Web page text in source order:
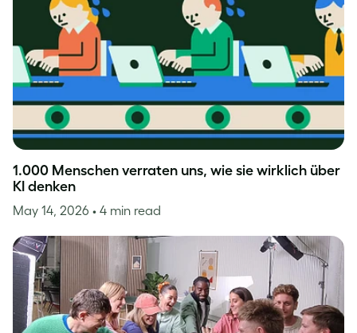
1.000 Menschen verraten uns, wie sie wirklich über
KI denken
May 14, 2026 • 4 min read